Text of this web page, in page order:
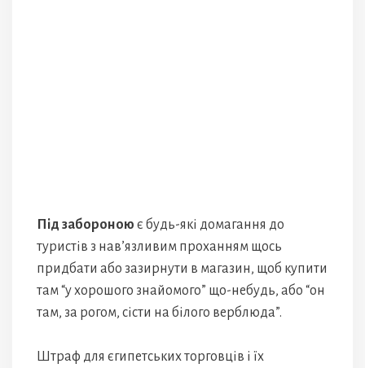
Під забороною є будь-які домагання до
туристів з нав’язливим проханням щось
придбати або зазирнути в магазин, щоб купити
там “у хорошого знайомого” що-небудь, або “он
там, за рогом, сісти на білого верблюда”.
Штраф для єгипетських торговців і їх